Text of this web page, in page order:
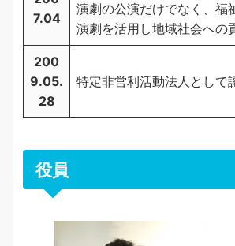
7.04
演劇の公演だけでなく、福
演劇を活用し地域社会への
200
9.05.
28
特定非営利活動法人として
役員